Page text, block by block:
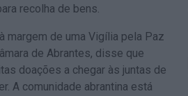
recolha de bens.
margem de uma Vigília pela Paz
de Abrantes, disse que
doações a chegar às juntas de
A comunidade abrantina está